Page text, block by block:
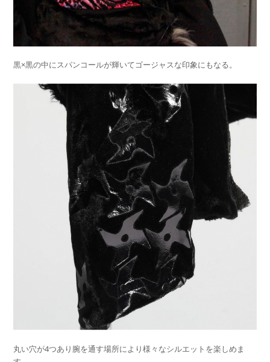
黒×黒の中にスパンコールが輝いてゴージャスな印象にもなる。
丸い穴が4つあり腕を通す場所により様々なシルエットを楽しめま